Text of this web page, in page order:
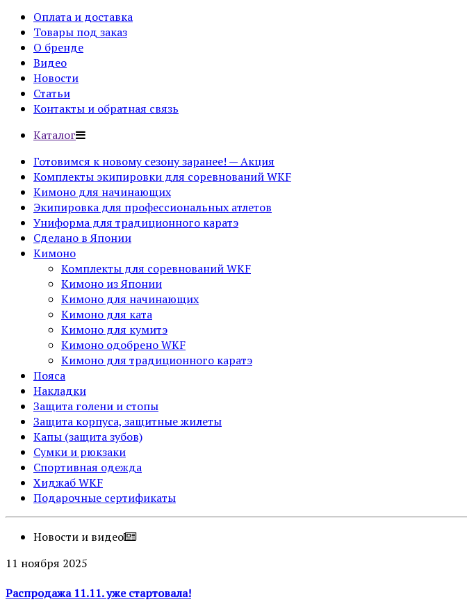
Оплата и доставка
Товары под заказ
О бренде
Видео
Новости
Статьи
Контакты и обратная связь
Каталог
Готовимся к новому сезону заранее! — Акция
Комплекты экипировки для соревнований WKF
Кимоно для начинающих
Экипировка для профессиональных атлетов
Униформа для традиционного каратэ
Сделано в Японии
Кимоно
Комплекты для соревнований WKF
Кимоно из Японии
Кимоно для начинающих
Кимоно для ката
Кимоно для кумитэ
Кимоно одобрено WKF
Кимоно для традиционного каратэ
Пояса
Накладки
Защита голени и стопы
Защита корпуса, защитные жилеты
Капы (защита зубов)
Сумки и рюкзаки
Спортивная одежда
Хиджаб WKF
Подарочные сертификаты
Новости и видео
11 ноября 2025
Распродажа 11.11. уже стартовала!